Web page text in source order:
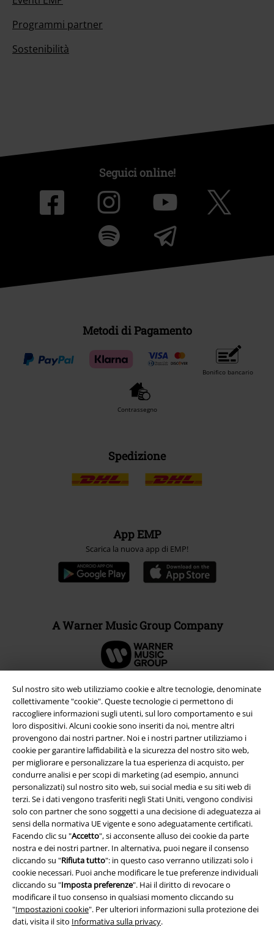
Sul nostro sito web utilizziamo cookie e altre tecnologie, denominate
collettivamente "cookie". Queste tecnologie ci permettono di
raccogliere informazioni sugli utenti, sul loro comportamento e sui
loro dispositivi. Alcuni cookie sono inseriti da noi, mentre altri
provengono dai nostri partner. Noi e i nostri partner utilizziamo i
cookie per garantire laffidabilità e la sicurezza del nostro sito web,
per migliorare e personalizzare la tua esperienza di acquisto, per
condurre analisi e per scopi di marketing (ad esempio, annunci
personalizzati) sul nostro sito web, sui social media e su siti web di
terzi. Se i dati vengono trasferiti negli Stati Uniti, vengono condivisi
solo con partner che sono soggetti a una decisione di adeguatezza ai
sensi della normativa UE vigente e sono adeguatamente certificati.
Facendo clic su "Accetto", si acconsente alluso dei cookie da parte
nostra e dei nostri partner. In alternativa, puoi negare il consenso
cliccando su "Rifiuta tutto": in questo caso verranno utilizzati solo i
cookie necessari. Puoi anche modificare le tue preferenze individuali
cliccando su "Imposta preferenze". Hai il diritto di revocare o
modificare il tuo consenso in qualsiasi momento cliccando su
"Impostazioni cookie". Per ulteriori informazioni sulla protezione dei
dati, visita il sito Informativa sulla privacy.
Programmi partner
Sostenibilità
Seguici online!
Metodi di Pagamento
Bonifico bancario
Contrassegno
Spedizione
App EMP
Scarica la nuova app di EMP!
A Warner Music Group Company
Info legali
Termini & Condizioni
Redazione
Legge sulla Privacy
Smaltimento rifiuti e protezione dell’ambiente